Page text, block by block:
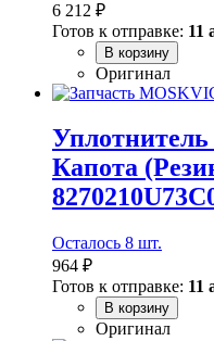
6 212 ₽
Готов к отправке: 11
В корзину
Оригинал
Капота
Осталось 8 шт.
964 ₽
Готов к отправке: 11
В корзину
Оригинал